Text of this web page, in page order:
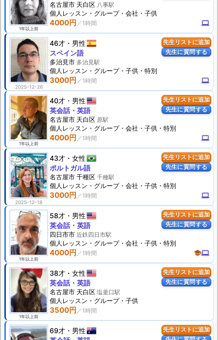
1年以上前
4000円 computer
名古屋市 天白区 八事駅
個人 レッスン ・グループ・会社・子供
先生リストに追加
先生に質問する
2025-12-26
46才 男性
3000円 computer
スペイン語
多治見市 多治見駅
個人 レッスン ・グループ・子供・特別
先生リストに追加
先生に質問する
1年以上前
40才 男性
4000円 computer
英会話・英語
名古屋市 天白区 原駅
個人 レッスン ・グループ・会社・子供・特別
先生リストに追加
先生に質問する
2025-12-18
43才 女性
3000円 computer
ポルトガル語
名古屋市 千種区 千種駅
個人 レッスン ・グループ・会社・子供・特別
先生リストに追加
先生に質問する
1年以上前
58才 男性
4000円 schoolcomputer
英会話・英語
四日市市 近鉄四日市駅
個人 レッスン ・グループ・会社・子供・特別
先生リストに追加
先生に質問する
1年以上前
38才 女性
3500円
英会話・英語
名古屋市 天白区 塩釜口駅
個人 レッスン ・グループ・子供
先生リストに追加
69才 男性